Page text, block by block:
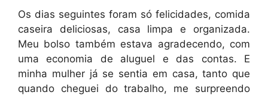
Os dias seguintes foram só felicidades, comida
caseira deliciosas, casa limpa e organizada.
Meu bolso também estava agradecendo, com
uma economia de aluguel e das contas. E
minha mulher já se sentia em casa, tanto que
quando cheguei do trabalho, me surpreendo